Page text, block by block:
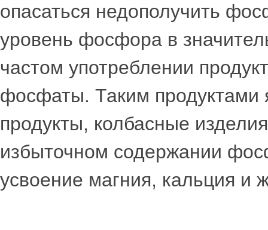
опасаться недополучить
уровень фосфора в
частом употреблении
фосфаты. Таким продуктами
продукты, колбасные
избыточном содержании
усвоение магния, кальция и